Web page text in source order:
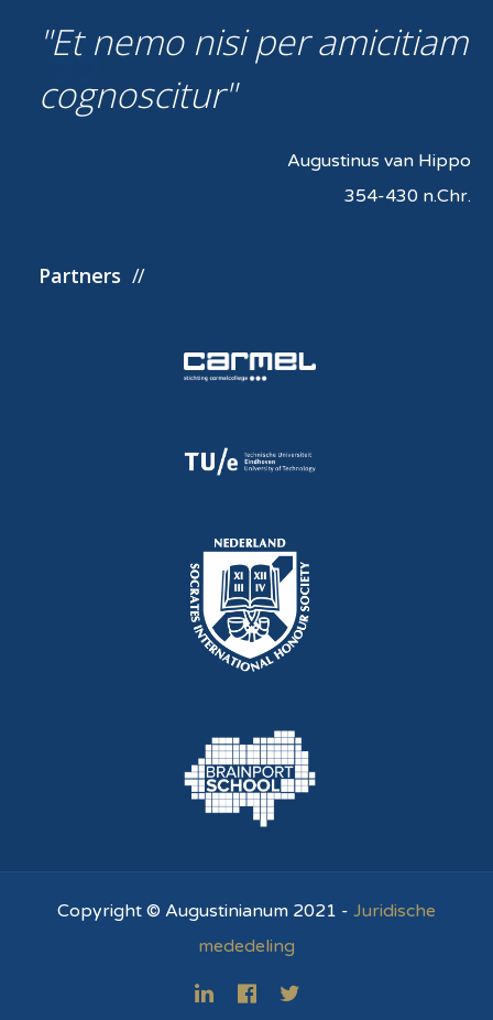
Et nemo nisi per amicitiam
cognoscitur
Augustinus van Hippo
354-430 n.Chr.
Partners
Copyright © Augustinianum 2021 - Juridische
mededeling